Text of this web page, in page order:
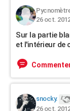
26 oct.
Sur la partie
et l'intérieur de
snocky.
26 oct.